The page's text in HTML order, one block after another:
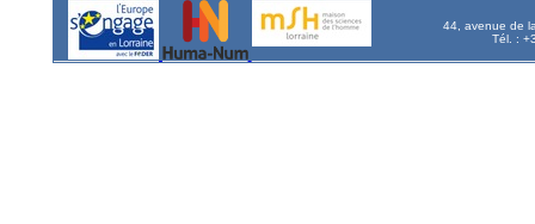
44, avenue de
Tél. :